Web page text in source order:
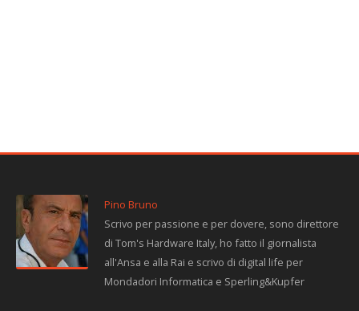
Pino Bruno
Scrivo per passione e per dovere, sono direttore
di Tom's Hardware Italy, ho fatto il giornalista
all'Ansa e alla Rai e scrivo di digital life per
Mondadori Informatica e Sperling&Kupfer